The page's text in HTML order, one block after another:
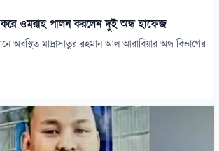
করে ওমরাহ পালন করলেন দুই অন্ধ হাফেজ
অবস্থিত মাদ্রাসাতুর রহমান আল আরাবিয়ার অন্ধ বিভাগের